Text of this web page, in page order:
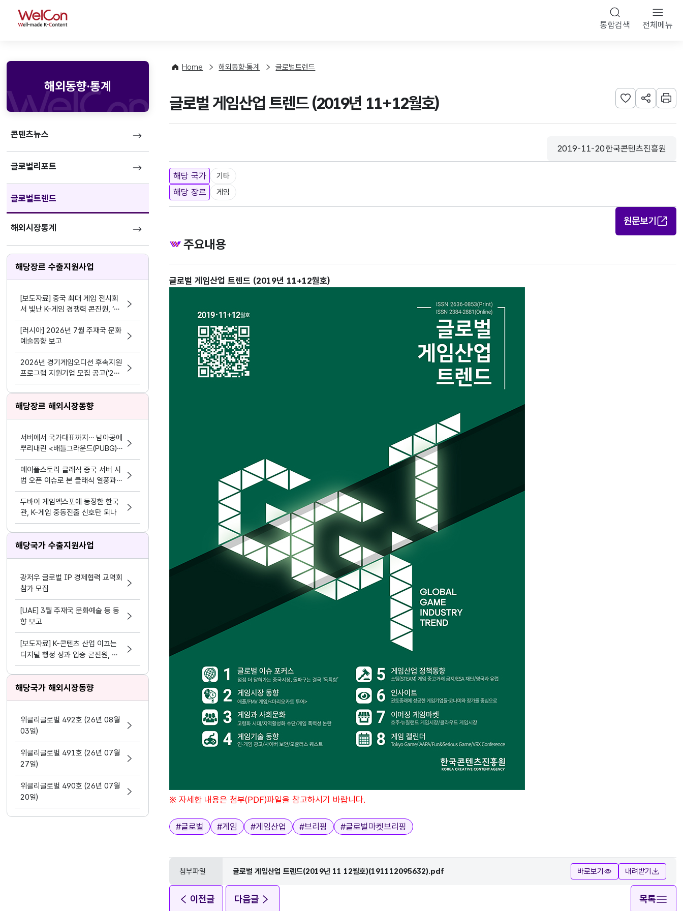
WelCon 통합검색 전체메뉴
해외동향·통계
콘텐츠뉴스
글로벌리포트
글로벌트렌드
해외시장통계
해당장르 수출지원사업
[보도자료] 중국 최대 게임 전시회
서 빛난 K-게임 경쟁력 콘진원, ‘차
이나조이 2026’ 한국공동관 성료
[러시아] 2026년 7월 주재국 문화
예술동향 보고
2026년 경기게임오디션 후속지원
프로그램 지원기업 모집 공고(’24
~’25년 선정기업 대상)
해당장르 해외시장동향
서버에서 국가대표까지… 남아공에
뿌리내린 <배틀그라운드(PUBG)
모바일>
메이플스토리 클래식 중국 서버 시
범 오픈 이슈로 본 클래식 열풍과
시의성
두바이 게임엑스포에 등장한 한국
관, K-게임 중동진출 신호탄 되나
해당국가 수출지원사업
광저우 글로벌 IP 경제협력 교역회
참가 모집
[UAE] 3월 주재국 문화예술 등 동
향 보고
[보도자료] K-콘텐츠 산업 이끄는
디지털 행정 성과 입증 콘진원, 정
보화⋅데이터 분야 평가 3관왕 달성
해당국가 해외시장동향
위클리글로벌 492호 (26년 08월
03일)
위클리글로벌 491호 (26년 07월
27일)
위클리글로벌 490호 (26년 07월
20일)
Home 해외동향·통계 글로벌트렌드
글로벌 게임산업 트렌드 (2019년 11+12월호) 관심사 등록하기
URL 공유하
인쇄
등록일
2019-11-20
수집기관
한국콘텐츠진흥원
해당 국가 기타
해당 장르 게임
원문보기
주요내용
글로벌 게임산업 트렌드 (2019년 11+12월호)
※ 자세한 내용은 첨부(PDF)파일을 참고하시기 바랍니다.
태그
#글로벌 #게임 #게임산업 #브리핑 #글로벌마켓브리핑
첨부파일 글로벌 게임산업 트렌드(2019년 11 12월호)(191112095632).pdf 바로보기 내려받기
이전글 다음글 목록